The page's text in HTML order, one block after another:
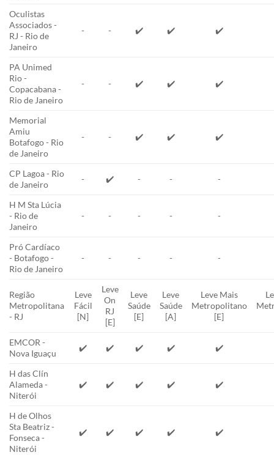
Oculistas
Associados -
RJ - Rio de
Janeiro
- - ✔️ ✔️ ✔️
PA Unimed
Rio -
Copacabana -
Rio de Janeiro
- - ✔️ ✔️ ✔️
Memorial
Amiu
Botafogo - Rio
de Janeiro
- - ✔️ ✔️ ✔️
CP Lagoa - Rio
de Janeiro
- ✔️ - - -
H M Sta Lúcia
- Rio de
Janeiro
- - - - -
Pró Cardíaco
- Botafogo -
Rio de Janeiro
- - - - -
Região
Metropolitana
- RJ
Leve
Fácil
[N]
Leve
On
RJ
[E]
Leve
Saúde
[E]
Leve
Saúde
[A]
Leve Mais
Metropolitano
[E]
EMCOR -
Nova Iguaçu
✔️ ✔️ ✔️ ✔️ ✔️
H das Clín
Alameda -
Niterói
✔️ ✔️ ✔️ ✔️ ✔️
H de Olhos
Sta Beatriz -
Fonseca -
Niterói
✔️ ✔️ ✔️ ✔️ ✔️